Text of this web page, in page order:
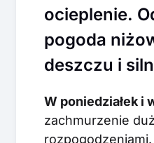
ocieplenie.
pogoda
deszczu i
W poniedziałek i
zachmurzenie
rozpogodzeniami.